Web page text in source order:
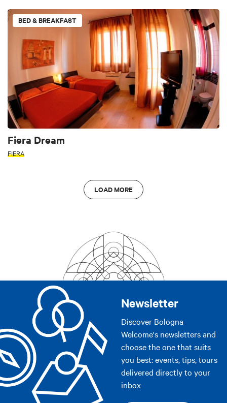
BED & BREAKFAST
Fiera Dream
FIERA
LOAD MORE
Newsletter
Discover Bologna
Welcome's newsletters and
choose the one that suits
you best: events, tips, tours
delivered directly to your
inbox